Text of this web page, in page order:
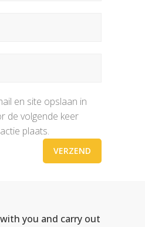
en site opslaan in
de volgende keer
plaats.
you and carry out